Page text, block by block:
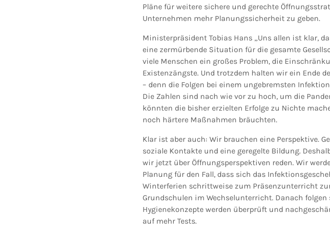
Pläne für weitere sichere und gerechte
Unternehmen mehr Planungssicherheit zu geben.
Ministerpräsident Tobias Hans „Uns allen ist klar,
eine zermürbende Situation für die gesamte
viele Menschen ein großes Problem, die
Existenzängste. Und trotzdem halten wir ein Ende
– denn die Folgen bei einem ungebremsten
Die Zahlen sind nach wie vor zu hoch, um die
könnten die bisher erzielten Erfolge zu Nichte
noch härtere Maßnahmen bräuchten.
Klar ist aber auch: Wir brauchen eine Perspektive.
soziale Kontakte und eine geregelte Bildung.
wir jetzt über Öffnungsperspektiven reden. Wir
Planung für den Fall, dass sich das
Winterferien schrittweise zum Präsenzunterricht
Grundschulen im Wechselunterricht. Danach
Hygienekonzepte werden überprüft und
auf mehr Tests.